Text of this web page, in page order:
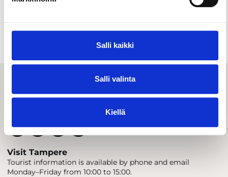
Salli kaikki
Salli valinta
Kiellä
Indoor activities Groups
Visit Tampere
Tourist information is available by phone and email
Monday–Friday from 10:00 to 15:00.